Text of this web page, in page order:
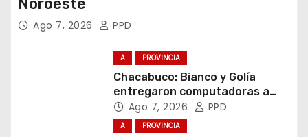
Noroeste
Ago 7, 2026 PPD
A PROVINCIA
Chacabuco: Bianco y Golía
entregaron computadoras a
estudiantes
Ago 7, 2026 PPD
A PROVINCIA